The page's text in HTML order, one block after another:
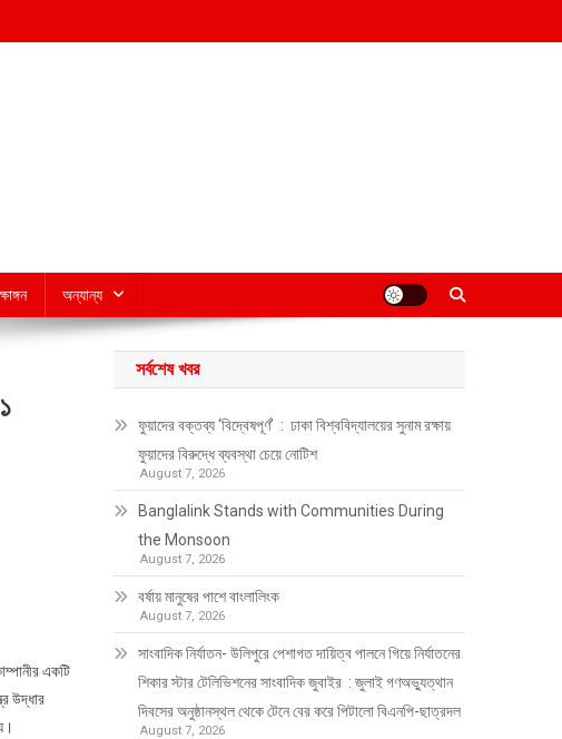
অন্যান্য
একটি
উদ্ধার
সর্বশেষ খবর
ফুয়াদের বক্তব্য ‘বিদ্বেষপূর্ণ’ : ঢাকা বিশ্ববিদ্যালয়ের সুনাম রক্ষায়
ফুয়াদের বিরুদ্ধে ব্যবস্থা চেয়ে নোটিশ
August 7, 2026
Banglalink Stands with Communities During
the Monsoon
August 7, 2026
বর্ষায় মানুষের পাশে বাংলালিংক
August 7, 2026
সাংবাদিক নির্যাতন- উলিপুরে পেশাগত দায়িত্ব পালনে গিয়ে নির্যাতনের
শিকার স্টার টেলিভিশনের সাংবাদিক জুবাইর : জুলাই গণঅভ্যুত্থান
দিবসের অনুষ্ঠানস্থল থেকে টেনে বের করে পিটালো বিএনপি-ছাত্রদল
August 7, 2026